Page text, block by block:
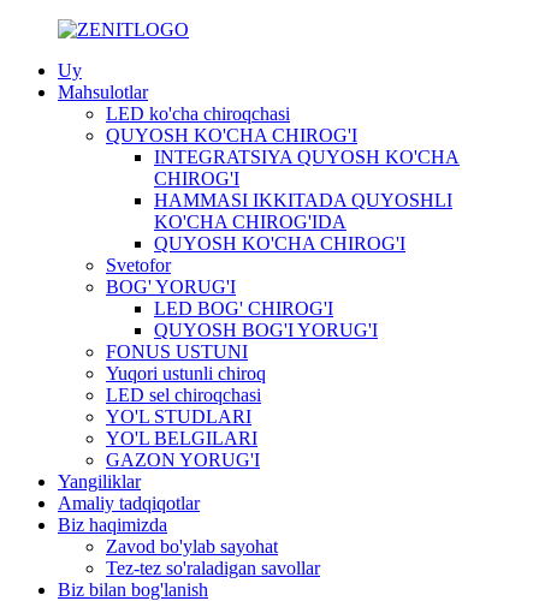
Uy
Mahsulotlar
LED ko'cha chiroqchasi
QUYOSH KO'CHA CHIROG'I
INTEGRATSIYA QUYOSH KO'CHA
CHIROG'I
HAMMASI IKKITADA QUYOSHLI
KO'CHA CHIROG'IDA
QUYOSH KO'CHA CHIROG'I
Svetofor
BOG' YORUG'I
LED BOG' CHIROG'I
QUYOSH BOG'I YORUG'I
FONUS USTUNI
Yuqori ustunli chiroq
LED sel chiroqchasi
YO'L STUDLARI
YO'L BELGILARI
GAZON YORUG'I
Yangiliklar
Amaliy tadqiqotlar
Biz haqimizda
Zavod bo'ylab sayohat
Tez-tez so'raladigan savollar
Biz bilan bog'lanish